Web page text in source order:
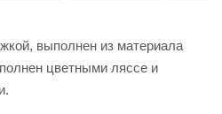
выполнен из материала
цветными ляссе и